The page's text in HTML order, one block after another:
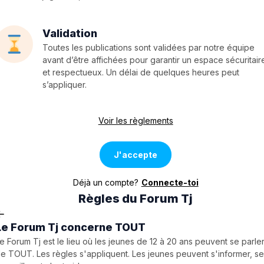
Validation
Toutes les publications sont validées par notre équipe
avant d’être affichées pour garantir un espace
et respectueux. Un délai de quelques heures peut
s’appliquer.
Voir les règlements
J'accepte
Déjà un compte? Connecte-toi
Règles du Forum Tj
Forum Tj concerne TOUT
Forum Tj est le lieu où les jeunes de 12 à 20 ans peuvent se
TOUT. Les règles s'appliquent. Les jeunes peuvent s'informer, se